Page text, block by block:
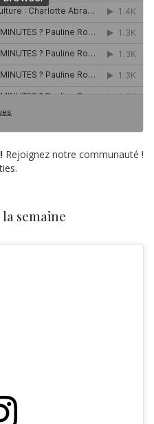
Rejoignez notre communauté !
semaine